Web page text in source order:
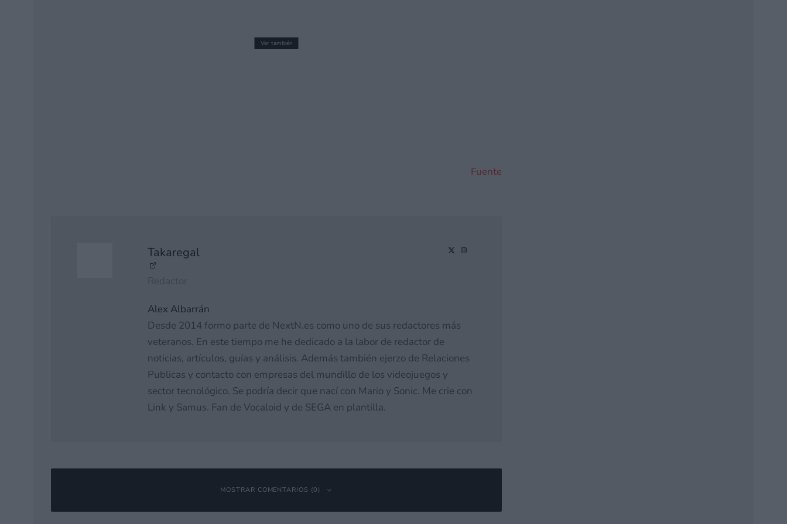
Ver también
Fuente
Takaregal
Alex Albarrán
Desde 2014 formo parte de NextN.es como uno de sus redactores más
veteranos. En este tiempo me he dedicado a la labor de redactor de
noticias, artículos, guías y análisis. Además también ejerzo de Relaciones
Publicas y contacto con empresas del mundillo de los videojuegos y
sector tecnológico. Se podría decir que nací con Mario y Sonic. Me crie con
Link y Samus. Fan de Vocaloid y de SEGA en plantilla.
MOSTRAR COMENTARIOS (0)